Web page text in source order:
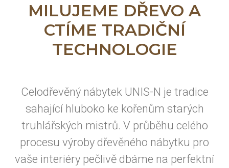
MILUJEME DŘEVO A
CTÍME TRADIČNÍ
TECHNOLOGIE
Celodřevěný nábytek UNIS-N je tradice
sahající hluboko ke kořenům starých
truhlářských mistrů. V průběhu celého
procesu výroby dřevěného nábytku pro
vaše interiéry pečlivě dbáme na perfektní